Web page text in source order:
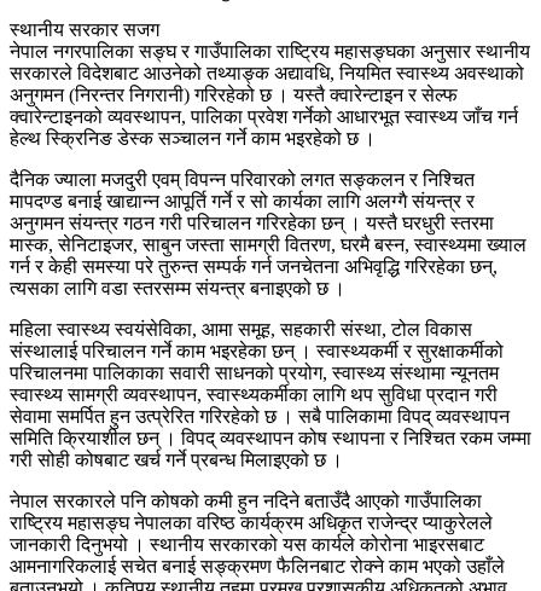
स्थानीय सरकार सजग
नेपाल नगरपालिका सङ्घ र गाउँपालिका राष्ट्रिय महासङ्घका अनुसार स्थानीय
सरकारले विदेशबाट आउनेको तथ्याङ्क अद्यावधि, नियमित स्वास्थ्य अवस्थाको
अनुगमन (निरन्तर निगरानी) गरिरहेको छ । यस्तै क्वारेन्टाइन र सेल्फ
क्वारेन्टाइनको व्यवस्थापन, पालिका प्रवेश गर्नेको आधारभूत स्वास्थ्य जाँच गर्न
हेल्थ स्क्रिनिङ डेस्क सञ्चालन गर्ने काम भइरहेको छ ।
दैनिक ज्याला मजदुरी एवम् विपन्न परिवारको लगत सङ्कलन र निश्चित
मापदण्ड बनाई खाद्यान्न आपूर्ति गर्ने र सो कार्यका लागि अलग्गै संयन्त्र र
अनुगमन संयन्त्र गठन गरी परिचालन गरिरहेका छन् । यस्तै घरधुरी स्तरमा
मास्क, सेनिटाइजर, साबुन जस्ता सामग्री वितरण, घरमै बस्न, स्वास्थ्यमा ख्याल
गर्न र केही समस्या परे तुरुन्त सम्पर्क गर्न जनचेतना अभिवृद्धि गरिरहेका छन्,
त्यसका लागि वडा स्तरसम्म संयन्त्र बनाइएको छ ।
महिला स्वास्थ्य स्वयंसेविका, आमा समूह, सहकारी संस्था, टोल विकास
संस्थालाई परिचालन गर्ने काम भइरहेका छन् । स्वास्थ्यकर्मी र सुरक्षाकर्मीको
परिचालनमा पालिकाका सवारी साधनको प्रयोग, स्वास्थ्य संस्थामा न्यूनतम
स्वास्थ्य सामग्री व्यवस्थापन, स्वास्थ्यकर्मीका लागि थप सुविधा प्रदान गरी
सेवामा समर्पित हुन उत्प्रेरित गरिरहेको छ । सबै पालिकामा विपद् व्यवस्थापन
समिति क्रियाशील छन् । विपद् व्यवस्थापन कोष स्थापना र निश्चित रकम जम्मा
गरी सोही कोषबाट खर्च गर्ने प्रबन्ध मिलाइएको छ ।
नेपाल सरकारले पनि कोषको कमी हुन नदिने बताउँदै आएको गाउँपालिका
राष्ट्रिय महासङ्घ नेपालका वरिष्ठ कार्यक्रम अधिकृत राजेन्द्र प्याकुरेलले
जानकारी दिनुभयो । स्थानीय सरकारको यस कार्यले कोरोना भाइरसबाट
आमनागरिकलाई सचेत बनाई सङ्क्रमण फैलिनबाट रोक्ने काम भएको उहाँले